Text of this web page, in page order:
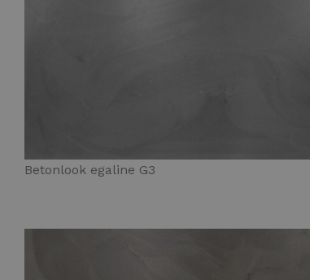
Betonlook egaline G3